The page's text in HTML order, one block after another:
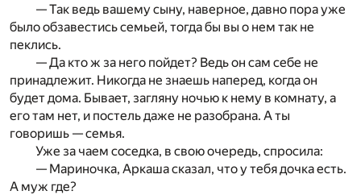
— Так ведь вашему сыну, наверное, давно пора уже
было обзавестись семьей, тогда бы вы о нем так не
пеклись.
— Да кто ж за него пойдет? Ведь он сам себе не
принадлежит. Никогда не знаешь наперед, когда он
будет дома. Бывает, загляну ночью к нему в комнату, а
его там нет, и постель даже не разобрана. А ты
говоришь — семья.
Уже за чаем соседка, в свою очередь, спросила:
— Мариночка, Аркаша сказал, что у тебя дочка есть.
А муж где?